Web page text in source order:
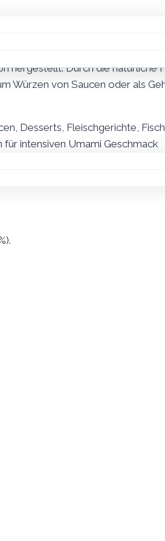
ist eine Paste welche
Salt kommt aus den
hergestellt. Durch die natürliche
Würzen von Saucen oder als
Desserts, Fleischgerichte,
intensiven Umami Geschmack